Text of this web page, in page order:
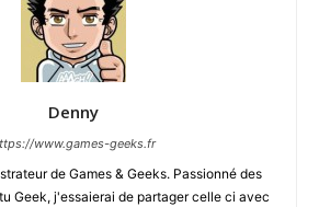
Denny
www.games-geeks.fr
de Games & Geeks. Passionné des
Geek, j'essaierai de partager celle ci avec